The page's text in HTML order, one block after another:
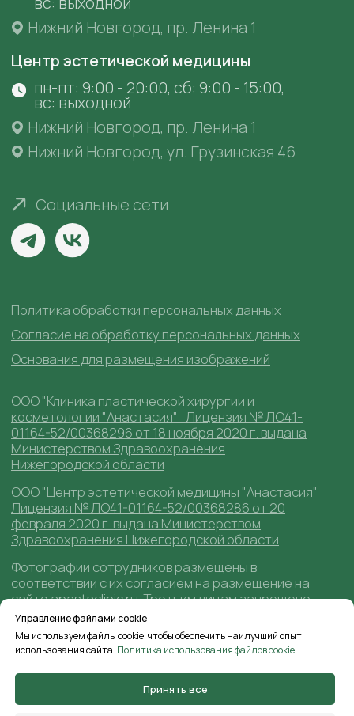
Управление файлами cookie
Мы используем файлы cookie, чтобы обеспечить наилучший опыт
использования сайта. Политика использования файлов cookie
Принять все